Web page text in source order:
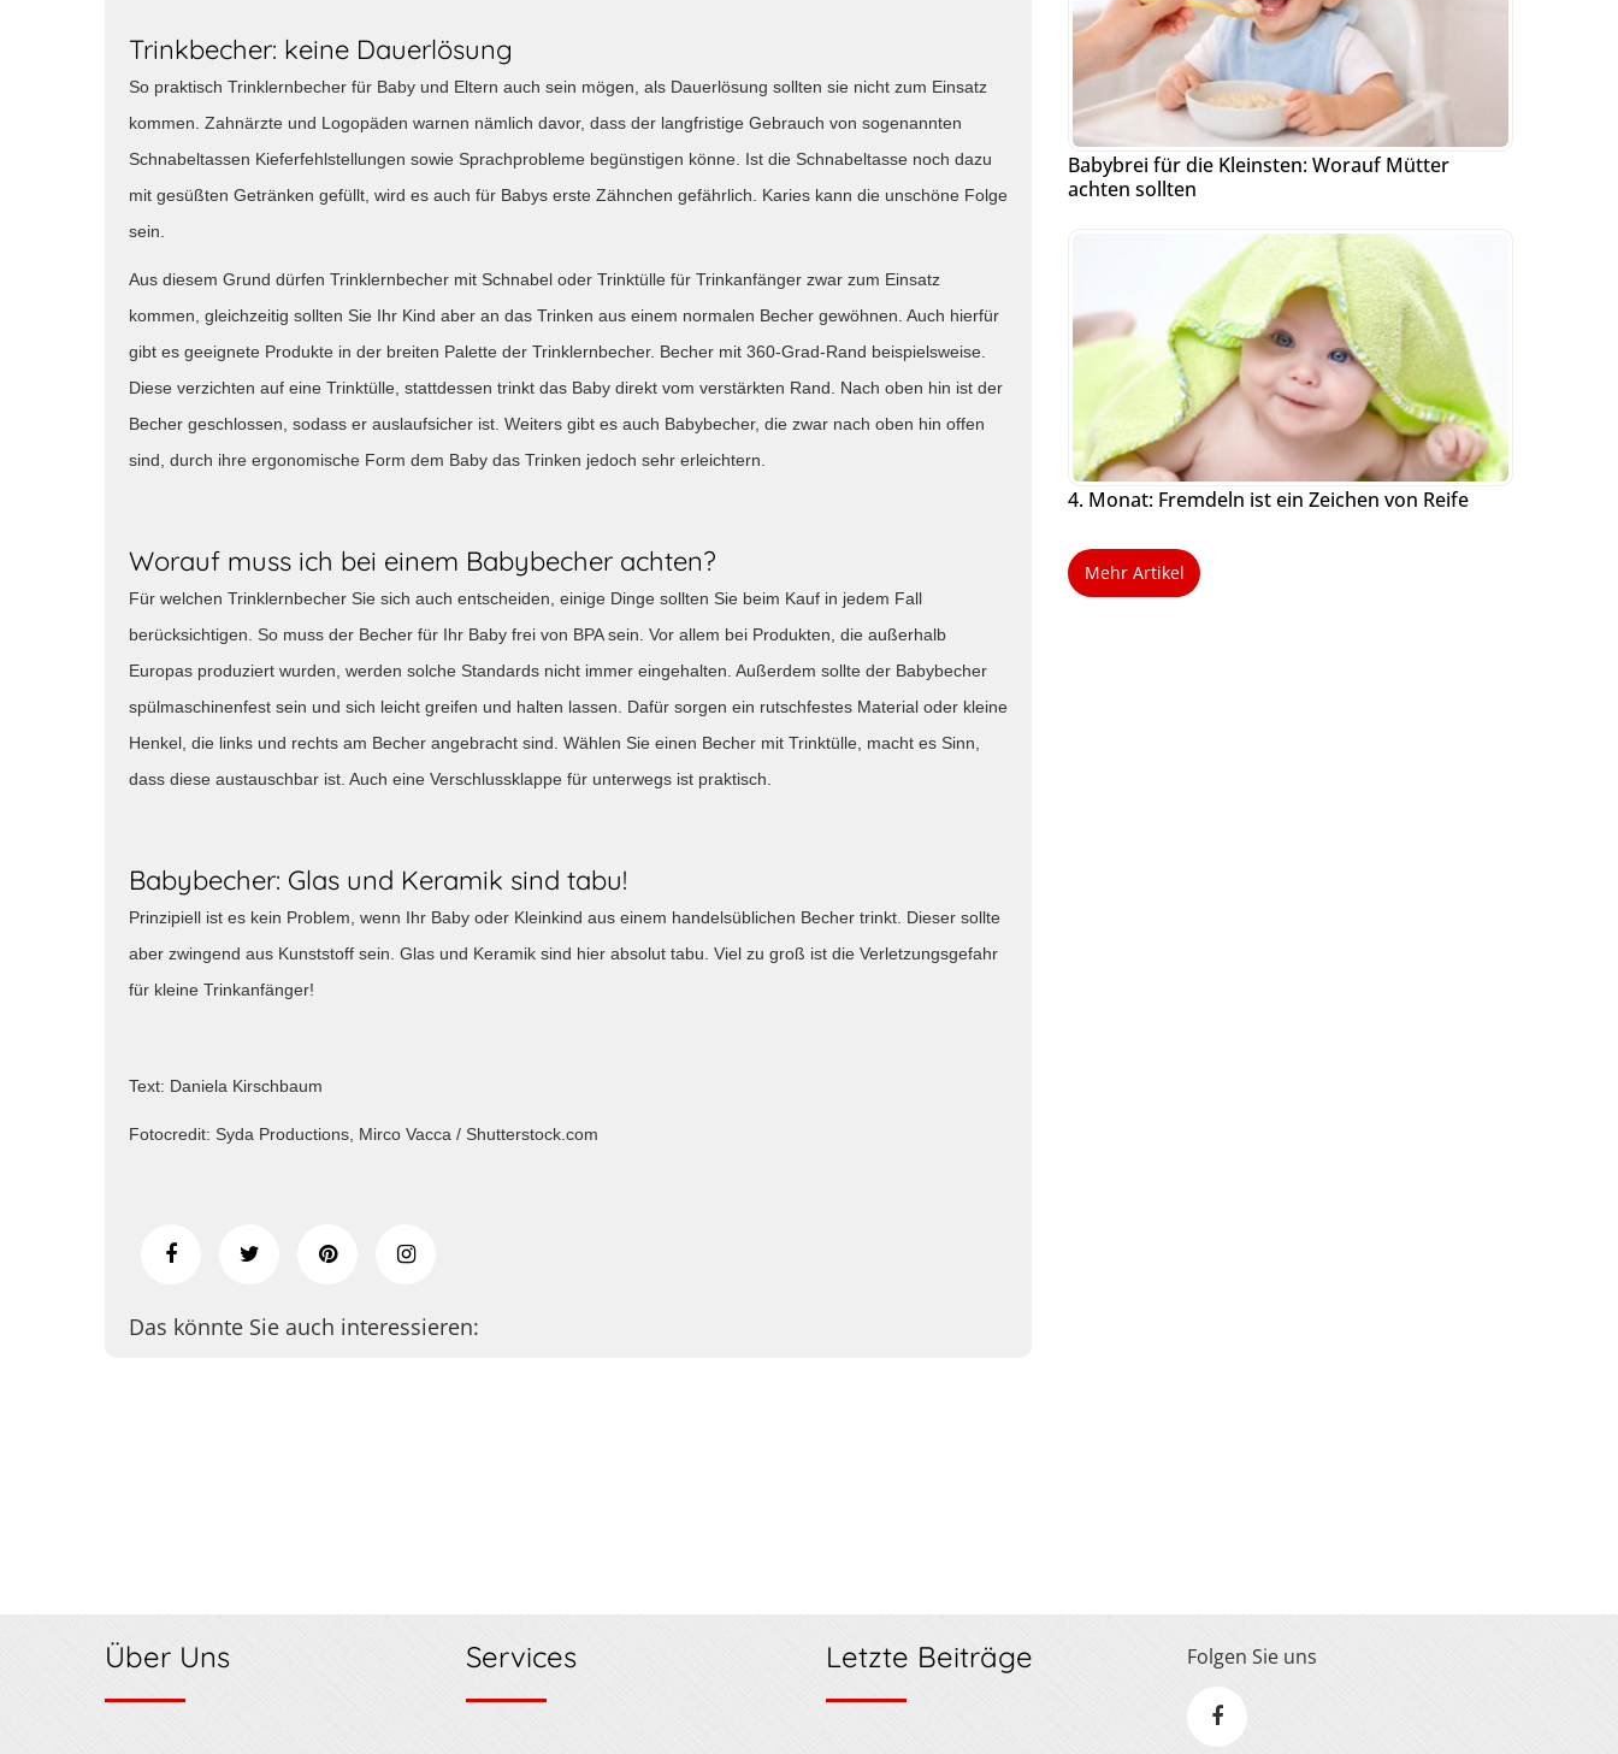
Trinkbecher: keine Dauerlösung
So praktisch Trinklernbecher für Baby und Eltern auch sein mögen, als Dauerlösung sollten sie nicht zum Einsatz
kommen. Zahnärzte und Logopäden warnen nämlich davor, dass der langfristige Gebrauch von sogenannten
Schnabeltassen Kieferfehlstellungen sowie Sprachprobleme begünstigen könne. Ist die Schnabeltasse noch dazu
mit gesüßten Getränken gefüllt, wird es auch für Babys erste Zähnchen gefährlich. Karies kann die unschöne Folge
sein.
Aus diesem Grund dürfen Trinklernbecher mit Schnabel oder Trinktülle für Trinkanfänger zwar zum Einsatz
kommen, gleichzeitig sollten Sie Ihr Kind aber an das Trinken aus einem normalen Becher gewöhnen. Auch hierfür
gibt es geeignete Produkte in der breiten Palette der Trinklernbecher. Becher mit 360-Grad-Rand beispielsweise.
Diese verzichten auf eine Trinktülle, stattdessen trinkt das Baby direkt vom verstärkten Rand. Nach oben hin ist der
Becher geschlossen, sodass er auslaufsicher ist. Weiters gibt es auch Babybecher, die zwar nach oben hin offen
sind, durch ihre ergonomische Form dem Baby das Trinken jedoch sehr erleichtern.
Worauf muss ich bei einem Babybecher achten?
Für welchen Trinklernbecher Sie sich auch entscheiden, einige Dinge sollten Sie beim Kauf in jedem Fall
berücksichtigen. So muss der Becher für Ihr Baby frei von BPA sein. Vor allem bei Produkten, die außerhalb
Europas produziert wurden, werden solche Standards nicht immer eingehalten. Außerdem sollte der Babybecher
spülmaschinenfest sein und sich leicht greifen und halten lassen. Dafür sorgen ein rutschfestes Material oder kleine
Henkel, die links und rechts am Becher angebracht sind. Wählen Sie einen Becher mit Trinktülle, macht es Sinn,
dass diese austauschbar ist. Auch eine Verschlussklappe für unterwegs ist praktisch.
Babybecher: Glas und Keramik sind tabu!
Prinzipiell ist es kein Problem, wenn Ihr Baby oder Kleinkind aus einem handelsüblichen Becher trinkt. Dieser sollte
aber zwingend aus Kunststoff sein. Glas und Keramik sind hier absolut tabu. Viel zu groß ist die Verletzungsgefahr
für kleine Trinkanfänger!
Text: Daniela Kirschbaum
Fotocredit: Syda Productions, Mirco Vacca / Shutterstock.com
Das könnte Sie auch interessieren:
Babybrei für die Kleinsten: Worauf Mütter
achten sollten
4. Monat: Fremdeln ist ein Zeichen von Reife
Mehr Artikel
Über Uns Services Letzte Beiträge Folgen Sie uns